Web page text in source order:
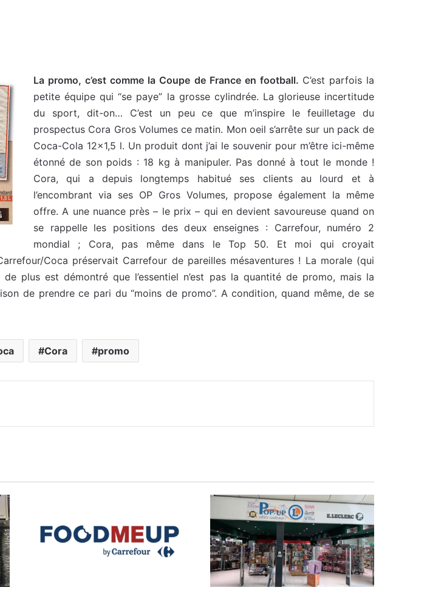
La promo, c’est comme la Coupe de France en football. C’est parfois la
petite équipe qui “se paye” la grosse cylindrée. La glorieuse incertitude
du sport, dit-on… C’est un peu ce que m’inspire le feuilletage du
prospectus Cora Gros Volumes ce matin. Mon oeil s’arrête sur un pack de
Coca-Cola 12×1,5 l. Un produit dont j’ai le souvenir pour m’être ici-même
étonné de son poids : 18 kg à manipuler. Pas donné à tout le monde !
Cora, qui a depuis longtemps habitué ses clients au lourd et à
l’encombrant via ses OP Gros Volumes, propose également la même
offre. A une nuance près – le prix – qui en devient savoureuse quand on
se rappelle les positions des deux enseignes : Carrefour, numéro 2
mondial ; Cora, pas même dans le Top 50. Et moi qui croyait
Coca préservait Carrefour de pareilles mésaventures ! La morale (qui
plus est démontré que l’essentiel n’est pas la quantité de promo, mais la
de prendre ce pari du “moins de promo”. A condition, quand même, de se
Cora promo